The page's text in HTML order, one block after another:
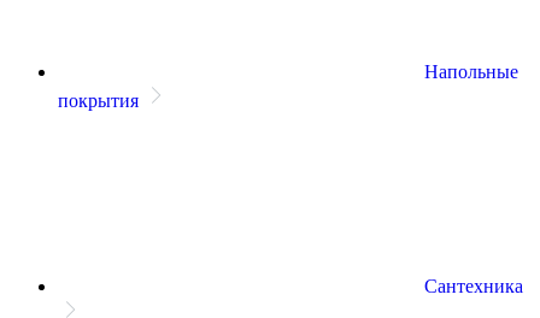
Напольные
покрытия
Сантехника